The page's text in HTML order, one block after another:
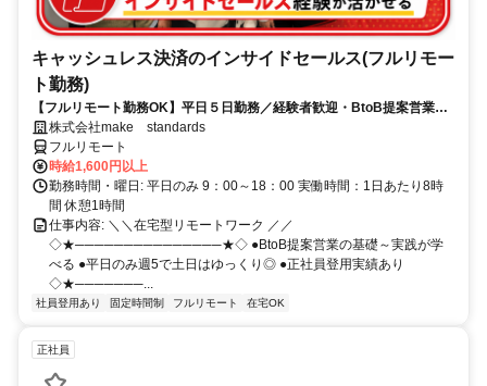
キャッシュレス決済のインサイドセールス(フルリモー
ト勤務)
【フルリモート勤務OK】平日５日勤務／経験者歓迎・BtoB提案営業で
スキルアップ
株式会社make standards
フルリモート
時給1,600円以上
勤務時間・曜日: 平日のみ 9：00～18：00 実働時間：1日あたり8時
間 休憩1時間
仕事内容: ＼＼在宅型リモートワーク ／／
◇★───────────────★◇ ●BtoB提案営業の基礎～実践が学
べる ●平日のみ週5で土日はゆっくり◎ ●正社員登用実績あり
◇★───────...
社員登用あり 固定時間制 フルリモート 在宅OK
正社員